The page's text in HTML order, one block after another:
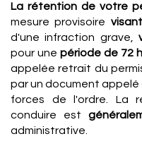
La rétention de votre
mesure provisoire
d'une infraction grave,
pour une période de 72
appelée retrait du
par un document appelé
forces de l'ordre. La
conduire est
administrative.